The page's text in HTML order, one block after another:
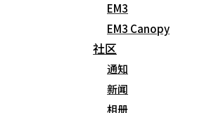
EM3
EM3 Canopy
社区
通知
新闻
相册
Copyright (C) 2020 EMTC. All rights reserved.